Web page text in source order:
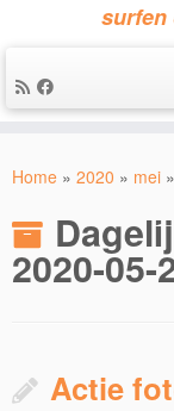
naar
surfen
Home » 2020 » mei »
2020-05-
Actie